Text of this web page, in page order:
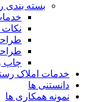
بسته بندی
نکات
چاپ
خدمات املاک
دانستنی ها
نمونه همکاری ها